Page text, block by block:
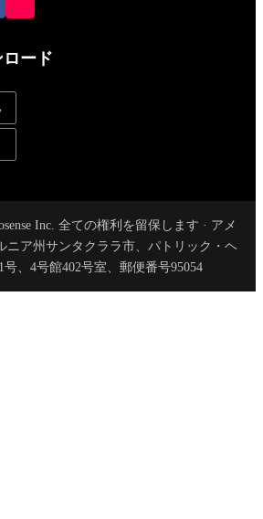
ード
Inc. 全ての権利を留保します · アメ
ニア州サンタクララ市、パトリック・ヘ
号、4号館402号室、郵便番号95054